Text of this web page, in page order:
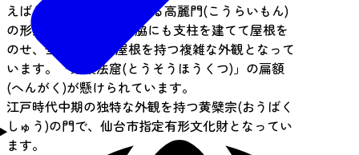
えばしら)の上に屋根がある高麗門(こうらいもん)
の形式です。本柱の両脇にも支柱を建てて屋根を
のせ、全部で5つの屋根を持つ複雑な外観となって
います。「東桑法窟(とうそうほうくつ)」の扁額
(へんがく)が懸けられています。
江戸時代中期の独特な外観を持つ黄檗宗(おうばく
しゅう)の門で、仙台市指定有形文化財となってい
ます。